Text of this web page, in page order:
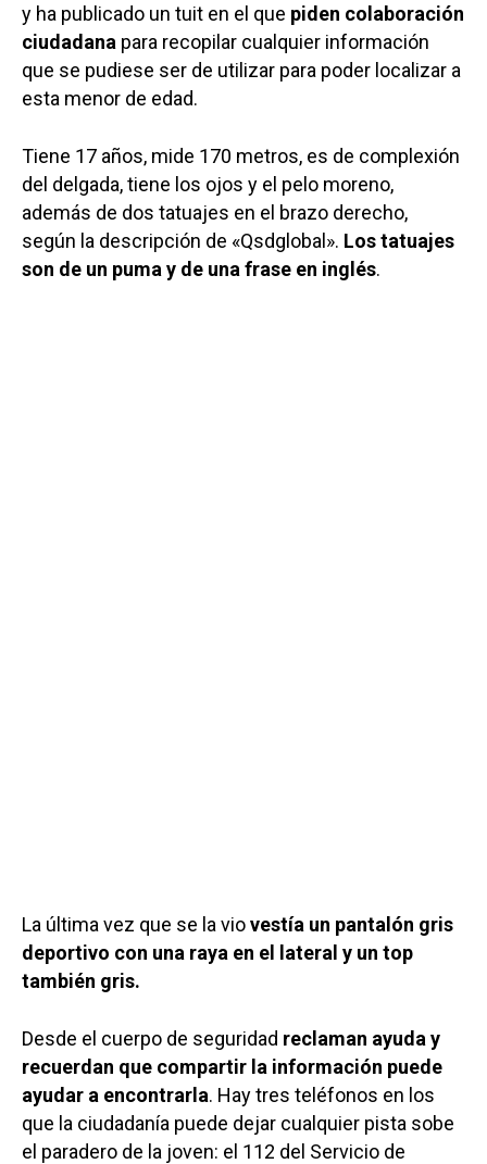
y ha publicado un tuit en el que piden colaboración
ciudadana para recopilar cualquier información
que se pudiese ser de utilizar para poder localizar a
esta menor de edad.
Tiene 17 años, mide 170 metros, es de complexión
del delgada, tiene los ojos y el pelo moreno,
además de dos tatuajes en el brazo derecho,
según la descripción de «Qsdglobal». Los tatuajes
son de un puma y de una frase en inglés.
La última vez que se la viovestía un pantalón gris
deportivo con una raya en el lateral y un top
también gris.
Desde el cuerpo de seguridad reclaman ayuda y
recuerdan que compartir la información puede
ayudar a encontrarla. Hay tres teléfonos en los
que la ciudadanía puede dejar cualquier pista sobe
el paradero de la joven: el 112 del Servicio de